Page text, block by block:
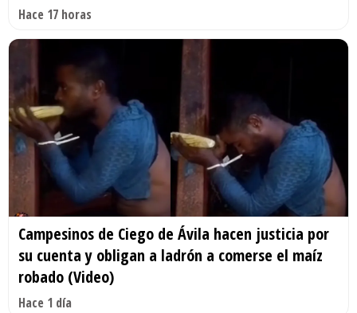
Hace 17 horas
Campesinos de Ciego de Ávila hacen justicia por
su cuenta y obligan a ladrón a comerse el maíz
robado (Video)
Hace 1 día